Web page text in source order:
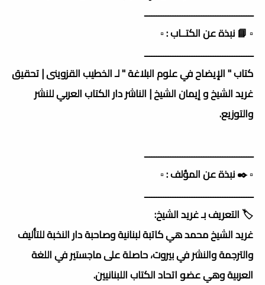
ــــــــــــــــــــــــــــــــــــــــــــــ
▫️ 📘 نبذة عن الكتــاب : ▫️
ــــــــــــــــــــــــــــــــــــــــــــــ
كتاب " الإيضاح في علوم البلاغة " لـ الخطيب القزوينى | تحقيق
غريد الشيخ و إيمان الشيخ | الناشر دار الكتاب العربي للنشر
والتوزيع.
ــــــــــــــــــــــــــــــــــــــــــــــ
▫️ ✒️ نبذة عن المؤلف : ▫️
ــــــــــــــــــــــــــــــــــــــــــــــ
🏷️ التعريف بـ غريد الشيخ:
غريد الشيخ محمد هي كاتبة لبنانية وصاحبة دار النخبة للتأليف
والترجمة والنشر في بيروت، حاصلة على ماجستير في اللغة
العربية وهي عضو اتحاد الكتاب اللبنانيين.